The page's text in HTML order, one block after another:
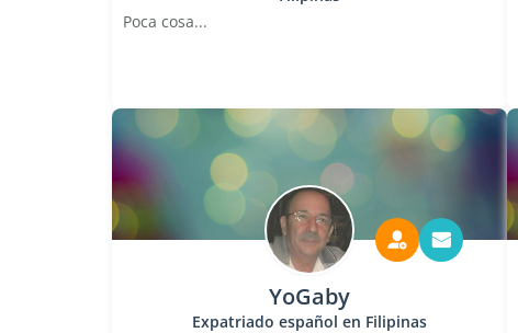
Poca cosa...
YoGaby
Expatriado español en Filipinas